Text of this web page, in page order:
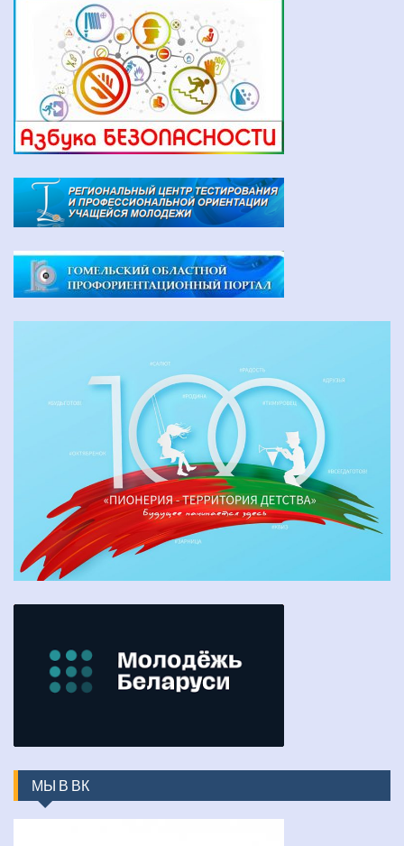
МЫ В ВК